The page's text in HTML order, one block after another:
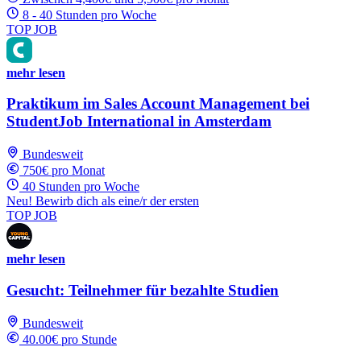
8 - 40 Stunden pro Woche
TOP JOB
mehr lesen
Praktikum im Sales Account Management bei
StudentJob International in Amsterdam
Bundesweit
750€ pro Monat
40 Stunden pro Woche
Neu! Bewirb dich als eine/r der ersten
TOP JOB
mehr lesen
Gesucht: Teilnehmer für bezahlte Studien
Bundesweit
40.00€ pro Stunde